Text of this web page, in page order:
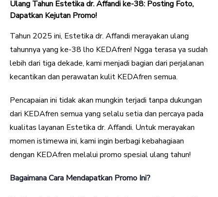
Ulang Tahun Estetika dr. Affandi ke-38: Posting Foto,
Dapatkan Kejutan Promo!
Tahun 2025 ini, Estetika dr. Affandi merayakan ulang
tahunnya yang ke-38 lho KEDAfren! Ngga terasa ya sudah
lebih dari tiga dekade, kami menjadi bagian dari perjalanan
kecantikan dan perawatan kulit KEDAfren semua.
Pencapaian ini tidak akan mungkin terjadi tanpa dukungan
dari KEDAfren semua yang selalu setia dan percaya pada
kualitas layanan Estetika dr. Affandi. Untuk merayakan
momen istimewa ini, kami ingin berbagi kebahagiaan
dengan KEDAfren melalui promo spesial ulang tahun!
Bagaimana Cara Mendapatkan Promo Ini?